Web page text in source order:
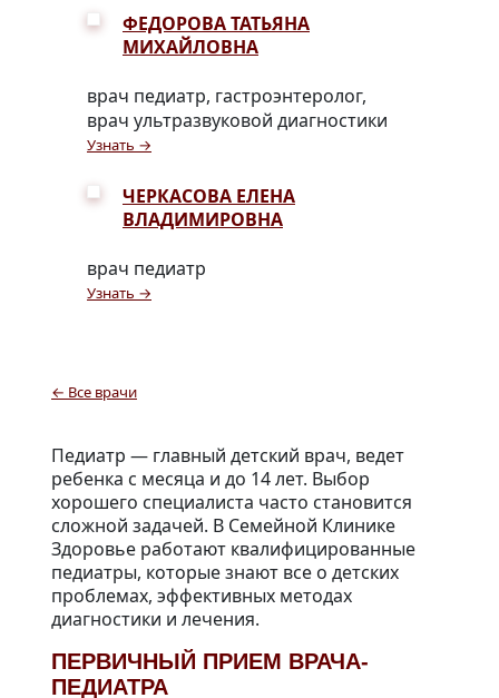
ФЕДОРОВА ТАТЬЯНА
МИХАЙЛОВНА
врач педиатр, гастроэнтеролог,
врач ультразвуковой диагностики
Узнать →
ЧЕРКАСОВА ЕЛЕНА
ВЛАДИМИРОВНА
врач педиатр
Узнать →
← Все врачи
Педиатр — главный детский врач, ведет
ребенка с месяца и до 14 лет. Выбор
хорошего специалиста часто становится
сложной задачей. В Семейной Клинике
Здоровье работают квалифицированные
педиатры, которые знают все о детских
проблемах, эффективных методах
диагностики и лечения.
ПЕРВИЧНЫЙ ПРИЕМ ВРАЧА-
ПЕДИАТРА